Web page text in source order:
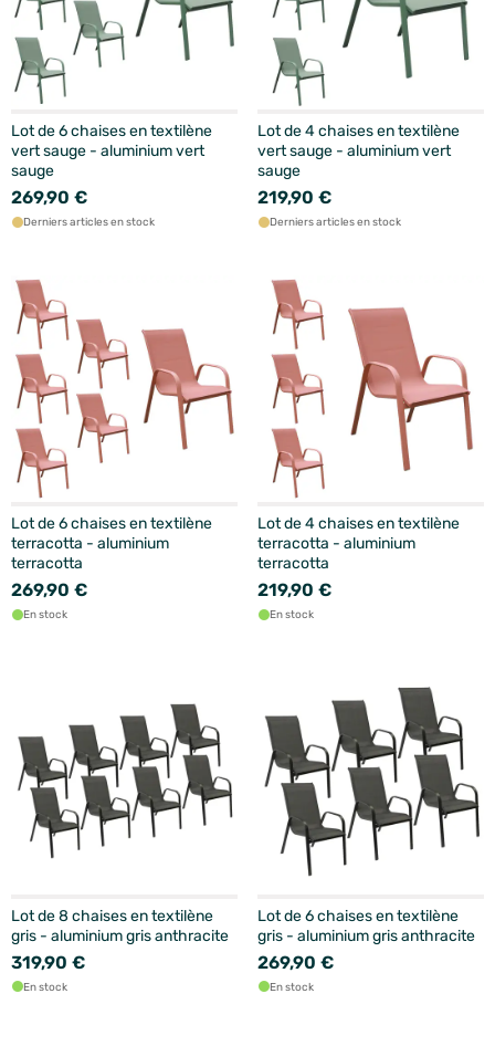
Lot de 6 chaises en textilène
vert sauge - aluminium vert
sauge
269,90 €
Derniers articles en stock
Lot de 4 chaises en textilène
vert sauge - aluminium vert
sauge
219,90 €
Derniers articles en stock
Lot de 6 chaises en textilène
terracotta - aluminium
terracotta
269,90 €
En stock
Lot de 4 chaises en textilène
terracotta - aluminium
terracotta
219,90 €
En stock
Lot de 8 chaises en textilène
gris - aluminium gris anthracite
319,90 €
En stock
Lot de 6 chaises en textilène
gris - aluminium gris anthracite
269,90 €
En stock